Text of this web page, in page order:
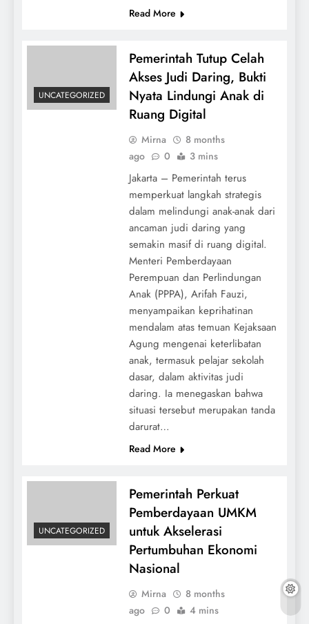
Read More
UNCATEGORIZED
Pemerintah Tutup Celah
Akses Judi Daring, Bukti
Nyata Lindungi Anak di
Ruang Digital
Mirna
8 months
ago
0 3 mins
Jakarta – Pemerintah terus
memperkuat langkah strategis
dalam melindungi anak-anak dari
ancaman judi daring yang
semakin masif di ruang digital.
Menteri Pemberdayaan
Perempuan dan Perlindungan
Anak (PPPA), Arifah Fauzi,
menyampaikan keprihatinan
mendalam atas temuan Kejaksaan
Agung mengenai keterlibatan
anak, termasuk pelajar sekolah
dasar, dalam aktivitas judi
daring. Ia menegaskan bahwa
situasi tersebut merupakan tanda
darurat…
Read More
UNCATEGORIZED
Pemerintah Perkuat
Pemberdayaan UMKM
untuk Akselerasi
Pertumbuhan Ekonomi
Nasional
Mirna
8 months
ago
0 4 mins